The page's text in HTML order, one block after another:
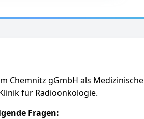
Chemnitz gGmbH als Medizinische
für Radioonkologie.
Fragen: